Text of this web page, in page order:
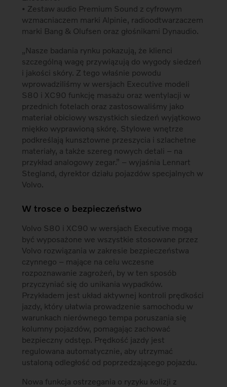
• Zestaw audio Premium Sound z cyfrowym
wzmacniaczem marki Alpinie, radioodtwarzaczem
marki Bang & Olufsen oraz głośnikami Dynaudio.
„Nasze badania rynku pokazują, że klienci
szczególną wagę przywiązują do wygody siedzeń
i jakości skóry. Z tego właśnie powodu
wprowadziliśmy w wersjach Executive modeli
S80 i XC90 funkcję masażu oraz wentylacji w
przednich fotelach oraz zastosowaliśmy jako
materiał obiciowy wszystkich siedzeń wyjątkowo
miękko wyprawioną skórę. Stylowe wnętrze
podkreślają kunsztowne przeszycia i szlachetne
materiały, a także szereg nowych detali – na
przykład analogowy zegar.” – wyjaśnia Lennart
Stegland, dyrektor działu pojazdów specjalnych w
Volvo.
W trosce o bezpieczeństwo
Volvo S80 i XC90 w wersjach Executive mogą
być wyposażone we wszystkie stosowane przez
Volvo rozwiązania w zakresie bezpieczeństwa
czynnego – mające na celu wczesne
rozpoznawanie zagrożeń, by w ten sposób
przyczyniać się do unikania wypadków.
Przykładem jest układ aktywnej kontroli prędkości
jazdy, który ułatwia prowadzenie samochodu w
warunkach nierównego tempa poruszania się
kolumny pojazdów, pomagając zachować
bezpieczny odstęp. Prędkość jazdy jest
regulowana automatycznie, aby utrzymać
ustaloną odległość od poprzedzającego pojazdu.
Nowa funkcja ostrzegania o ryzyku kolizji z